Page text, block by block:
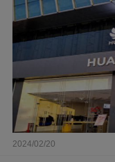
2024/02/20